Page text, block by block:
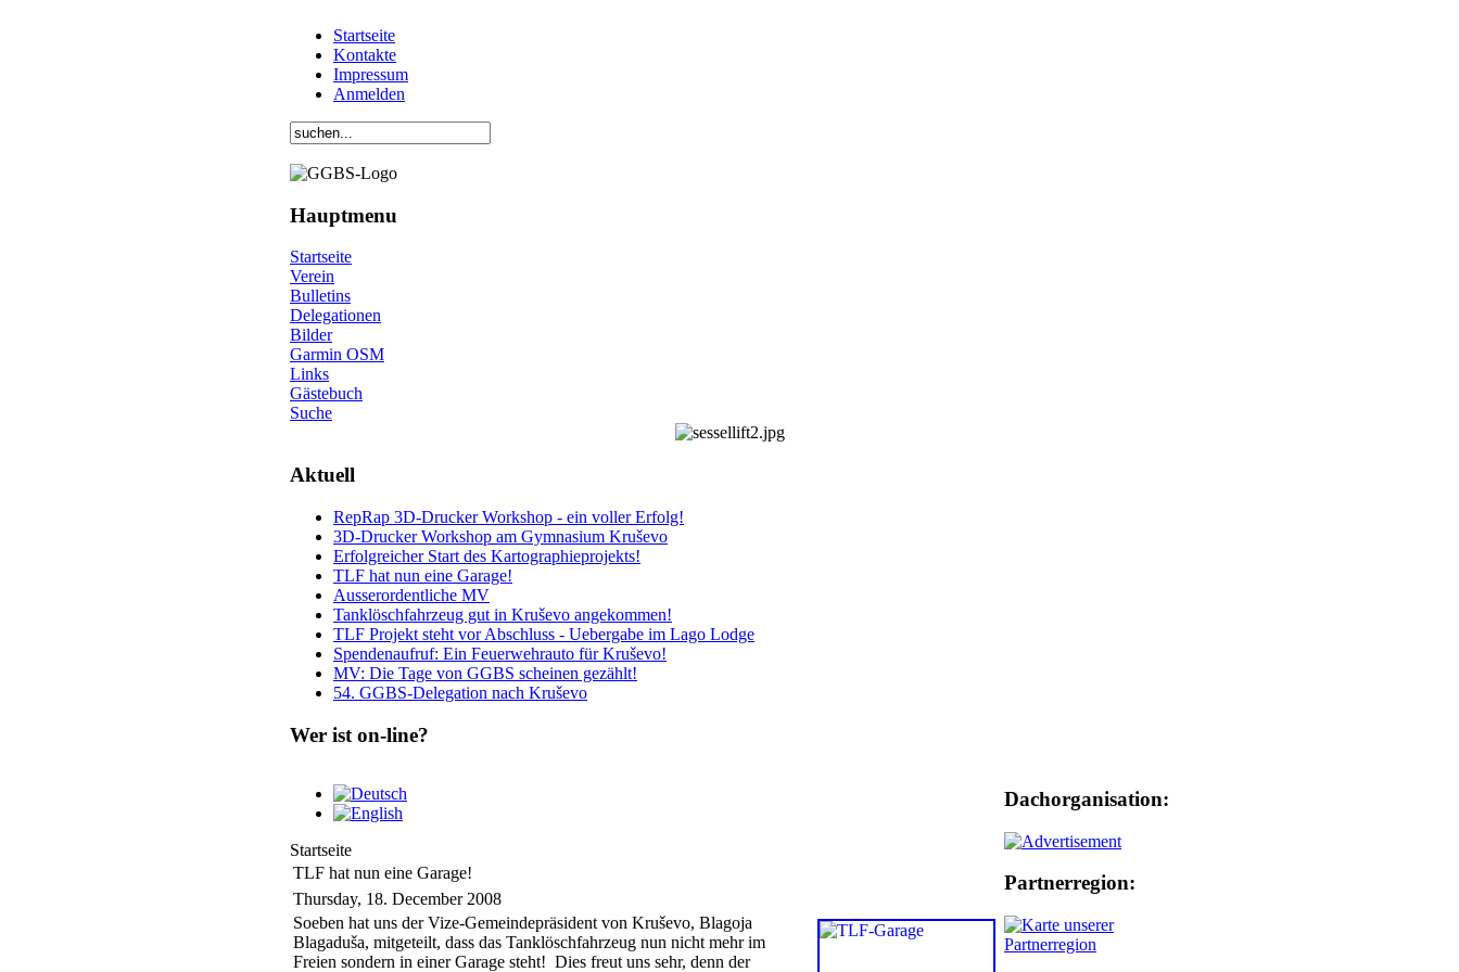
Startseite
Kontakte
Impressum
Anmelden
Hauptmenu
Startseite
Verein
Bulletins
Delegationen
Bilder
Garmin OSM
Links
Gästebuch
Suche
Aktuell
RepRap 3D-Drucker Workshop - ein voller Erfolg!
3D-Drucker Workshop am Gymnasium Kruševo
Erfolgreicher Start des Kartographieprojekts!
TLF hat nun eine Garage!
Ausserordentliche MV
Tanklöschfahrzeug gut in Kruševo angekommen!
TLF Projekt steht vor Abschluss - Uebergabe im Lago Lodge
Spendenaufruf: Ein Feuerwehrauto für Kruševo!
MV: Die Tage von GGBS scheinen gezählt!
54. GGBS-Delegation nach Kruševo
Wer ist on-line?
Startseite
TLF hat nun eine Garage!
Thursday, 18. December 2008
Soeben hat uns der Vize-Gemeindepräsident von Kruševo, Blagoja
Blagaduša, mitgeteilt, dass das Tanklöschfahrzeug nun nicht mehr im
Freien sondern in einer Garage steht! Dies freut uns sehr, denn der
Dachorganisation:
Partnerregion: